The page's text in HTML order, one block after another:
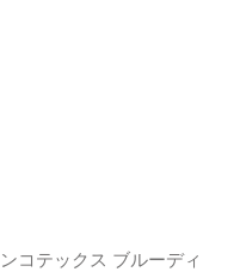
コテックス ブルーディ